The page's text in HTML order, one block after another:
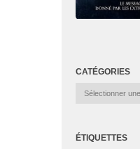
CATÉGORIES
Catégories
ÉTIQUETTES